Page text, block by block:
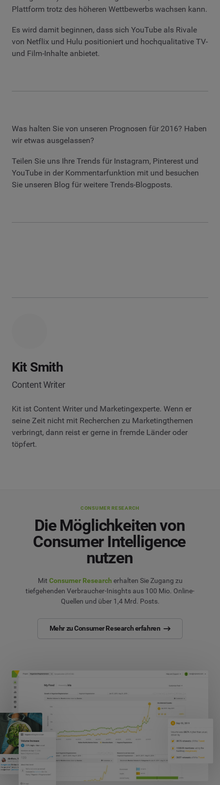
Plattform trotz des höheren Wettbewerbs wachsen kann.
Es wird damit beginnen, dass sich YouTube als Rivale
von Netflix und Hulu positioniert und hochqualitative TV-
und Film-Inhalte anbietet.
Was halten Sie von unseren Prognosen für 2016? Haben
wir etwas ausgelassen?
Teilen Sie uns Ihre Trends für Instagram, Pinterest und
YouTube in der Kommentarfunktion mit und besuchen
Sie unseren Blog für weitere Trends-Blogposts.
Kit Smith
Content Writer
Kit ist Content Writer und Marketingexperte. Wenn er
seine Zeit nicht mit Recherchen zu Marketingthemen
verbringt, dann reist er gerne in fremde Länder oder
töpfert.
CONSUMER RESEARCH
Die Möglichkeiten von
Consumer Intelligence
nutzen
Mit Consumer Research erhalten Sie Zugang zu
tiefgehenden Verbraucher-Inisghts aus 100 Mio. Online-
Quellen und über 1,4 Mrd. Posts.
Mehr zu Consumer Research erfahren